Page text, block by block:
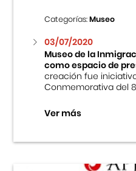
Categorías:Museo
03/07/2020
Museo de la
como espacio de
creación fue
Conmemorativa del
Ver más